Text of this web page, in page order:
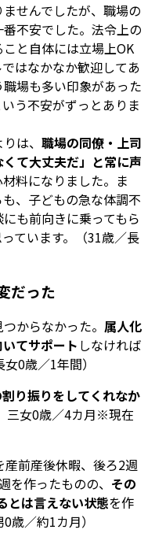
せんでしたが、職場の
不安でした。法令上の
と自体には立場上OK
はなかなか歓迎してあ
場も多い印象があった
う不安がずっとありま
は、 職場の同僚・上司
て大丈夫だ」と常に声
料になりました。ま
、子どもの急な体調不
も前向きに乗ってもら
ています。（31歳／長
だった
からなかった。 属人化
てサポート しなければ
0歳／1年間）
り振りをしてくれなか
三女0歳／4カ月※現在
産前産後休暇、後ろ2週
作ったものの、 その
とは言えない状態を作
／約1カ月）